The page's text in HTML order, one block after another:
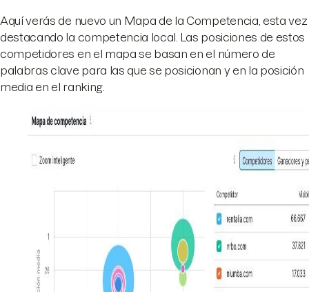
Aquí verás de nuevo un Mapa de la Competencia, esta vez
destacando la competencia local. Las posiciones de estos
competidores en el mapa se basan en el número de
palabras clave para las que se posicionan y en la posición
media en el ranking.